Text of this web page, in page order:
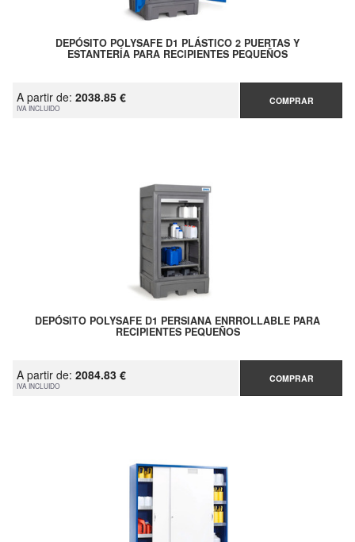
DEPÓSITO POLYSAFE D1 PLÁSTICO 2 PUERTAS Y
ESTANTERÍA PARA RECIPIENTES PEQUEÑOS
A partir de: 2038.85 €
IVA INCLUIDO
COMPRAR
DEPÓSITO POLYSAFE D1 PERSIANA ENRROLLABLE PARA
RECIPIENTES PEQUEÑOS
A partir de: 2084.83 €
IVA INCLUIDO
COMPRAR